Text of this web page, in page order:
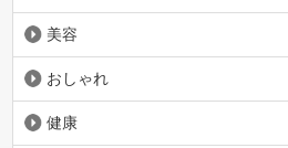
美容
おしゃれ
健康